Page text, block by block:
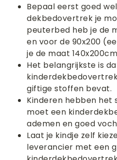
Bepaal eerst goed
dekbedovertrek je
peuterbed heb je de
en voor de 90x200
je de maat
Het belangrijkste is
giftige stoffen bevat.
Kinderen hebben het
moet een
ademen en goed
Laat je kindje zelf
leverancier met een